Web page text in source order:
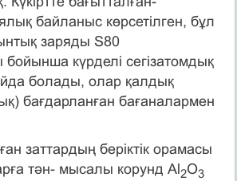
байланыс көрсетілген, бұл
заряды S80
күрделі сегізатомдық
болады, олар қалдық
бағдарланған бағаналармен
заттардың беріктік орамасы
тән- мысалы корунд Al2O3